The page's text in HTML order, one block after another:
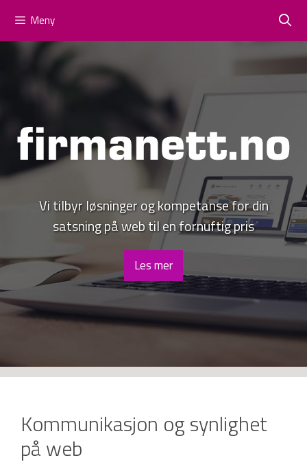
innehåll
Webmail
Vi tilbyr løsninger og kompetanse for din
satsning på web til en fornuftig pris
Les mer
Meny
Kommunikasjon og synlighet
på web